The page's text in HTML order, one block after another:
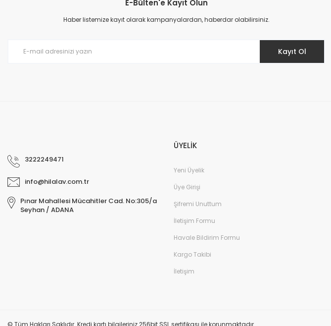
Ürün resmi kalitesiz, bozuk veya görüntülenemiyor.
Ürün açıklamasında eksik bilgiler bulunuyor.
E-Bülten'e Kayıt Olun
Haber listemize kayıt olarak kampanyalardan, haberdar olabilirsiniz.
Kayıt Ol
3222249471
info@hilalav.com.tr
Pınar Mahallesi Mücahitler Cad. No:305/a
Seyhan / ADANA
ÜYELİK
Yeni Üyelik
Üye Girişi
Şifremi Unuttum
İletişim Formu
Havale Bildirim Formu
Kargo Takibi
İletişim
© Tüm Hakları Saklıdır. Kredi kartı bilgileriniz 256bit SSL sertifikası ile korunmaktadır.